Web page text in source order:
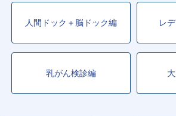
人間ドック＋脳ドック編 レ
乳がん検診編